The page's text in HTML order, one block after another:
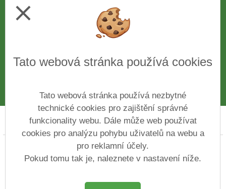
Telefon
312 510 081
43776761
www.zshajeslany.cz
E-mail
1zsslany.haje@zshajeslany.cz
Číslo účtu
27-7171100227/0100
Prohlášení o přístupnosti Mapa webu Cookies
Copyright © 2022 - 2023 Základní škola ve Slaném Na
Hájích &
Vitalex Group - Tvorba školních
close
Tato webová stránka používá cookies
Tato webová stránka používá nezbytné
technické cookies pro zajištění správné
funkcionality webu. Dále může web používat
cookies pro analýzu pohybu uživatelů na webu a
pro reklamní účely.
Pokud tomu tak je, naleznete v nastavení níže.